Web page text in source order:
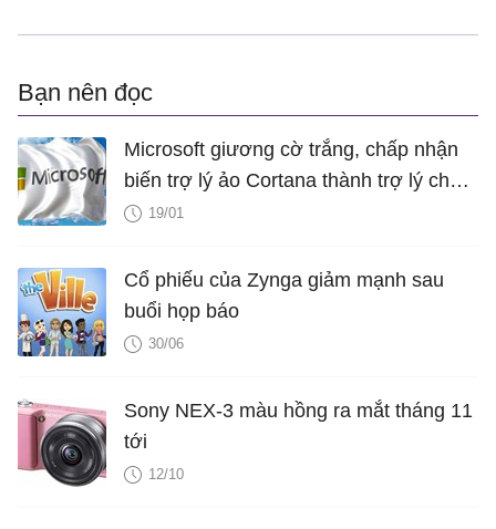
Bạn nên đọc
Microsoft giương cờ trắng, chấp nhận
biến trợ lý ảo Cortana thành trợ lý cho
Assistant và Amazon Alexa
19/01
Cổ phiếu của Zynga giảm mạnh sau
buổi họp báo
30/06
Sony NEX-3 màu hồng ra mắt tháng 11
tới
12/10